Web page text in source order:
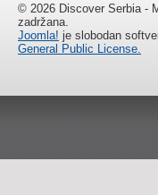
© 2026 Discover Serbia -
zadržana.
Joomla! je slobodan
General Public License.